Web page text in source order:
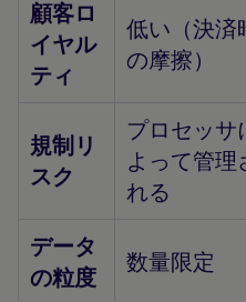
顧客ロ
イヤル
ティ
低い（決済
の摩擦）
規制リ
スク
プロセッサ
よって管理
れる
データ
の粒度
数量限定